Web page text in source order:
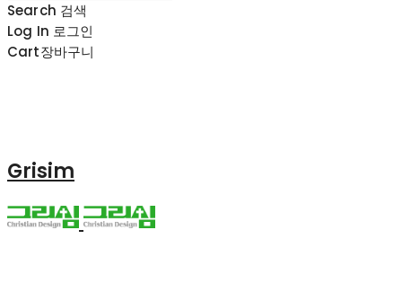
Search 검색
Log In 로그인
Cart장바구니
Grisim